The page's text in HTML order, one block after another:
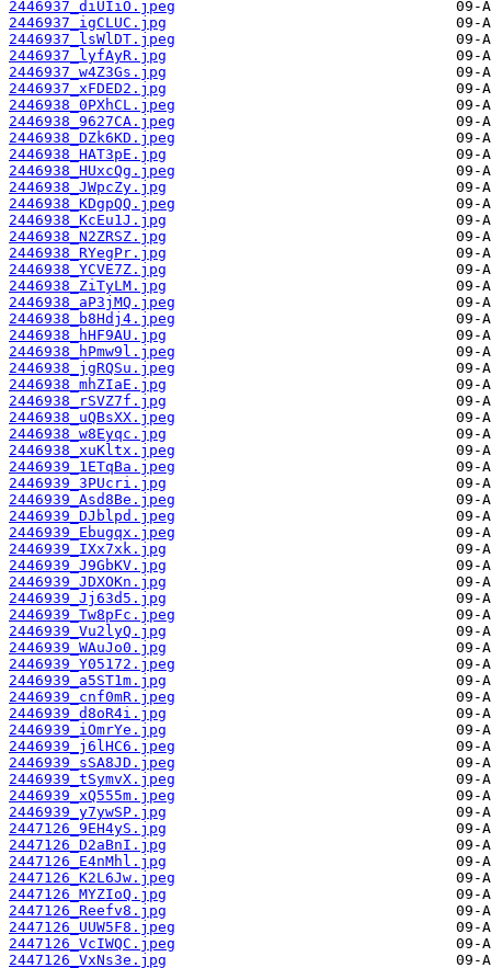
2446937_diUIiO.jpeg
2446937_igCLUC.jpg
2446937_lsWlDT.jpeg
2446937_lyfAyR.jpg
2446937_w4Z3Gs.jpg
2446937_xFDED2.jpg
2446938_0PXhCL.jpeg
2446938_9627CA.jpeg
2446938_DZk6KD.jpeg
2446938_HAT3pE.jpg
2446938_HUxcQg.jpeg
2446938_JWpcZy.jpg
2446938_KDgpQQ.jpeg
2446938_KcEu1J.jpg
2446938_N2ZRSZ.jpg
2446938_RYegPr.jpg
2446938_YCVE7Z.jpg
2446938_ZiTyLM.jpg
2446938_aP3jMQ.jpeg
2446938_b8Hdj4.jpeg
2446938_hHF9AU.jpg
2446938_hPmw9l.jpeg
2446938_jgRQSu.jpeg
2446938_mhZIaE.jpg
2446938_rSVZ7f.jpg
2446938_uQBsXX.jpeg
2446938_w8Eyqc.jpg
2446938_xuKltx.jpeg
2446939_1ETqBa.jpeg
2446939_3PUcri.jpg
2446939_Asd8Be.jpeg
2446939_DJblpd.jpeg
2446939_Ebugqx.jpeg
2446939_IXx7xk.jpg
2446939_J9GbKV.jpg
2446939_JDXOKn.jpg
2446939_Jj63d5.jpg
2446939_Tw8pFc.jpeg
2446939_Vu2lyQ.jpg
2446939_WAuJo0.jpg
2446939_Y05172.jpeg
2446939_a5ST1m.jpg
2446939_cnf0mR.jpeg
2446939_d8oR4i.jpg
2446939_iOmrYe.jpg
2446939_j6lHC6.jpeg
2446939_sSA8JD.jpeg
2446939_tSymvX.jpeg
2446939_xQ555m.jpeg
2446939_y7ywSP.jpg
2447126_9EH4yS.jpg
2447126_D2aBnI.jpg
2447126_E4nMhl.jpg
2447126_K2L6Jw.jpeg
2447126_MYZIoQ.jpg
2447126_Reefv8.jpg
2447126_UUW5F8.jpeg
2447126_VcIWQC.jpeg
2447126_VxNs3e.jpg